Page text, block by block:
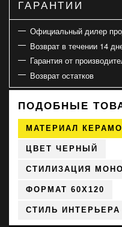
ГАРАНТИИ
Официальный дилер
Возврат в течении 14
Гарантия от
Возврат остатков
ПОДОБНЫЕ
МАТЕРИАЛ
ЦВЕТ ЧЕРНЫЙ
СТИЛИЗАЦИЯ
ФОРМАТ 60X120
СТИЛЬ